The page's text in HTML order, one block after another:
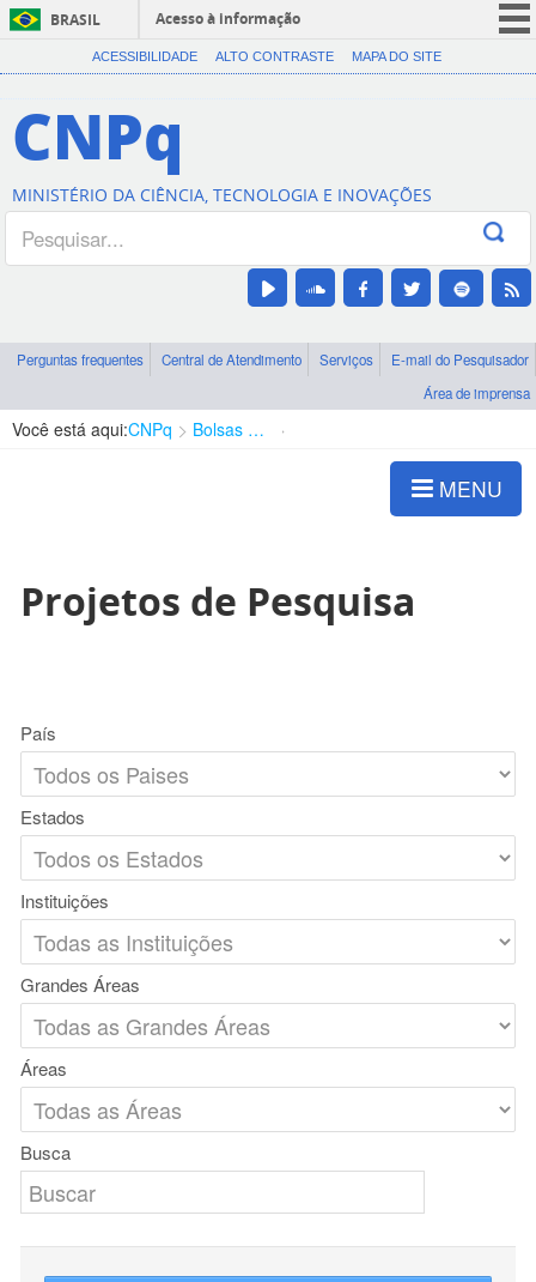
BRASIL
Acesso à informação
CORONAVÍRUS (COVID-19)
Canais
ACESSIBILIDADE ALTO CONTRASTE MAPA DO SITE
CNPq
MINISTÉRIO DA CIÊNCIA, TECNOLOGIA E INOVAÇÕES
Perguntas frequentes Central de Atendimento Serviços
E-mail do Pesquisador
Área de imprensa
Você está aqui:CNPq Bolsas e Auxílios Vigentes
MENU
Projetos de Pesquisa
País
Estados
Instituições
Grandes Áreas
Áreas
Busca